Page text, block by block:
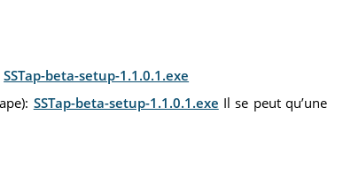
SSTap-beta-setup-1.1.0.1.exe
SSTap-beta-setup-1.1.0.1.exe Il se peut qu’une